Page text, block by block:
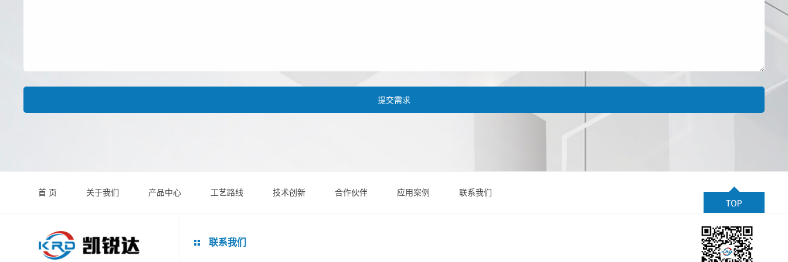
首 页 关于我们 产品中心 工艺路线 技术创新 合作伙伴 应用案例 联系我们
联系我们